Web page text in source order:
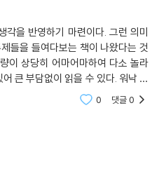
을 반영하기 마련이다. 그런 의미
들을 들여다보는 책이 나왔다는 것
이 상당히 어마어마하여 다소 놀라
큰 부담없이 읽을 수 있다. 워낙 유
책을 읽다 보면 그 영화에 대해 다
0 댓글0